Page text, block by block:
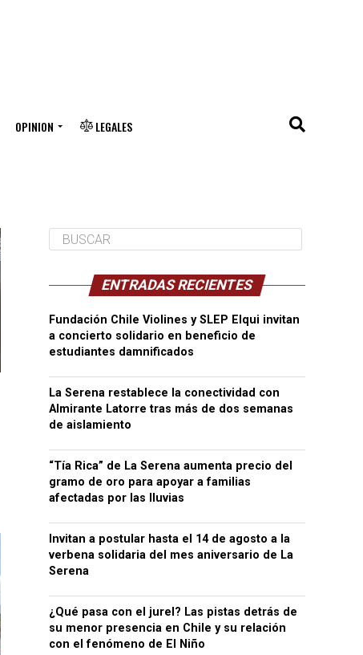
OPINION LEGALES
ENTRADAS RECIENTES
Fundación Chile Violines y SLEP Elqui invitan
a concierto solidario en beneficio de
estudiantes damnificados
La Serena restablece la conectividad con
Almirante Latorre tras más de dos semanas
de aislamiento
“Tía Rica” de La Serena aumenta precio del
gramo de oro para apoyar a familias
afectadas por las lluvias
Invitan a postular hasta el 14 de agosto a la
verbena solidaria del mes aniversario de La
Serena
¿Qué pasa con el jurel? Las pistas detrás de
su menor presencia en Chile y su relación
con el fenómeno de El Niño